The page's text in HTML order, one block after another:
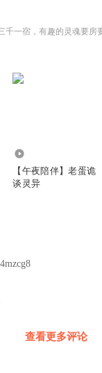
千一宿，有趣的灵魂要房
【午夜陪伴】老蛋诡
谈灵异
查看更多评论